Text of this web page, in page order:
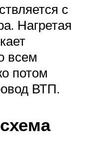
с
Нагретая
всем
потом
ВТП.